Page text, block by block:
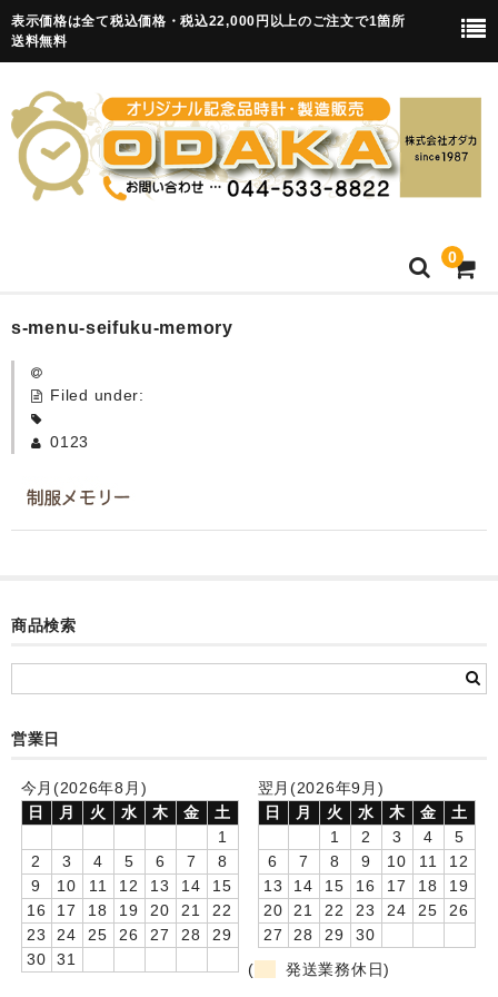
表示価格は全て税込価格・税込22,000円以上のご注文で1箇所
送料無料
0
HOME
卒園記念品
お絵かきギャラリープラス(絵＋個別)
メロディ時計(個別)
制服メモリー
お絵かきギャラリー
s-menu-seifuku-memory
Filed under:
0123
商品検索
営業日
今月(2026年8月)
日
月 火 水 木 金
土
1
2
3 4 5 6 7
8
9
10 11 12 13 14
15
16
17 18 19 20 21
22
23
24 25 26 27 28
29
30
31
翌月(2026年9月)
日
月 火 水 木 金
土
1
2 3 4
5
6
7 8 9 10 11
12
13
14 15 16 17 18
19
20
21 22 23 24 25
26
27
28 29
30
(
発送業務休日)